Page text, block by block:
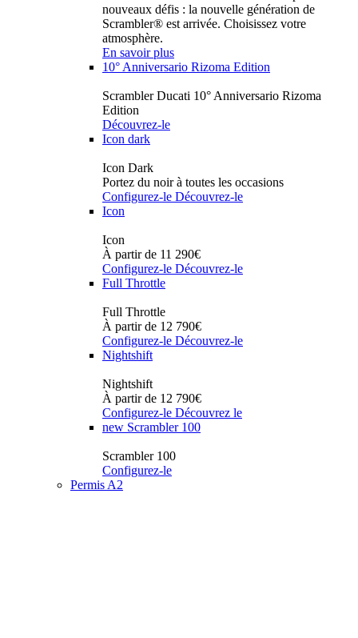
nouveaux défis : la nouvelle génération de
Scrambler® est arrivée. Choisissez votre
atmosphère.
En savoir plus
10° Anniversario Rizoma Edition
Scrambler Ducati 10° Anniversario Rizoma
Edition
Découvrez-le
Icon dark
Icon Dark
Portez du noir à toutes les occasions
Configurez-le Découvrez-le
Icon
Icon
À partir de 11 290€
Configurez-le Découvrez-le
Full Throttle
Full Throttle
À partir de 12 790€
Configurez-le Découvrez-le
Nightshift
Nightshift
À partir de 12 790€
Configurez-le Découvrez le
new Scrambler 100
Scrambler 100
Configurez-le
Permis A2